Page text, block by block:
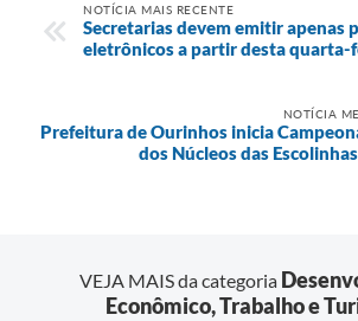
NOTÍCIA MAIS RECENTE
Secretarias devem emitir apenas
eletrônicos a partir desta quarta-
NOTÍCIA
Prefeitura de Ourinhos inicia
dos Núcleos das
VEJA MAIS da categoria
Econômico, Trabalho e